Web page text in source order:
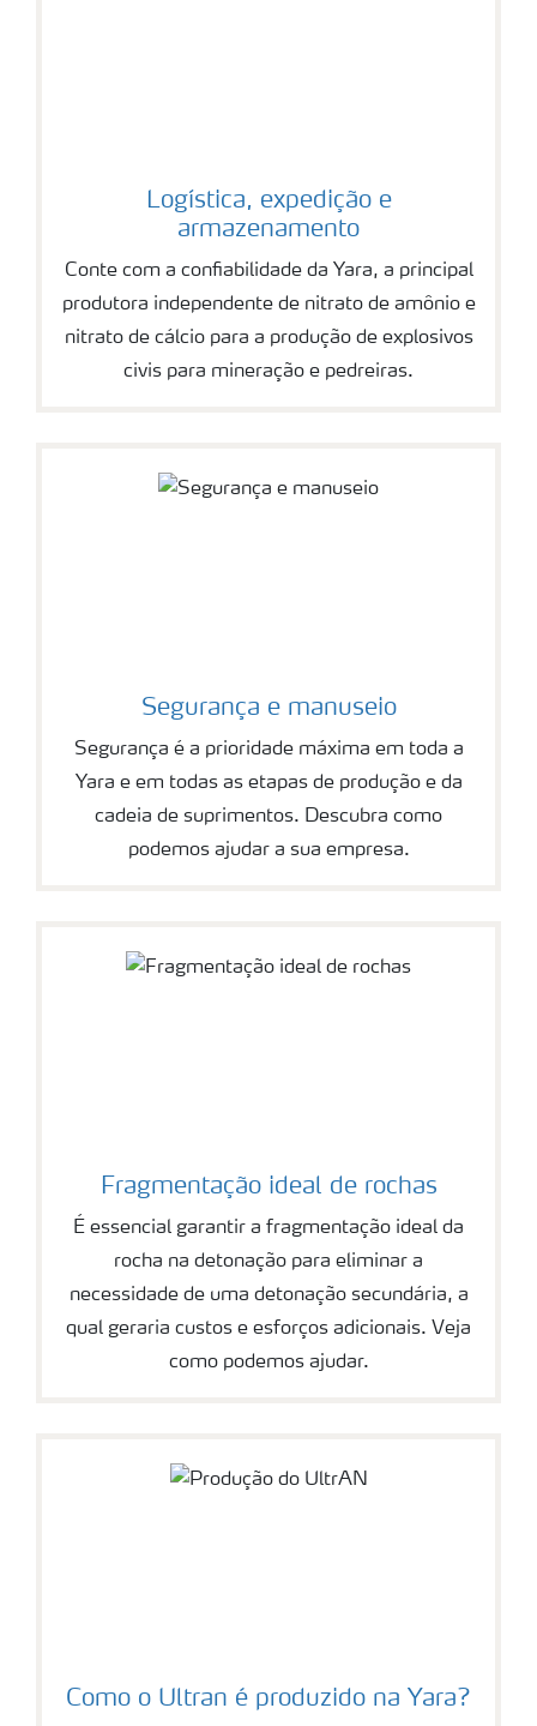
Logística, expedição e
armazenamento
Conte com a confiabilidade da Yara, a principal
produtora independente de nitrato de amônio e
nitrato de cálcio para a produção de explosivos
civis para mineração e pedreiras.
Segurança e manuseio
Segurança é a prioridade máxima em toda a
Yara e em todas as etapas de produção e da
cadeia de suprimentos. Descubra como
podemos ajudar a sua empresa.
Fragmentação ideal de rochas
É essencial garantir a fragmentação ideal da
rocha na detonação para eliminar a
necessidade de uma detonação secundária, a
qual geraria custos e esforços adicionais. Veja
como podemos ajudar.
Como o Ultran é produzido na Yara?